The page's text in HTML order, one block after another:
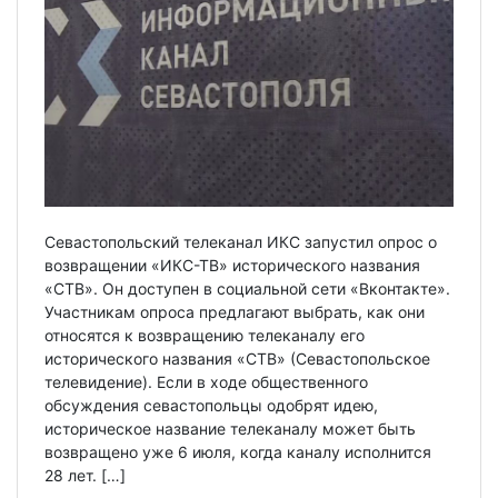
Севастопольский телеканал ИКС запустил опрос о
возвращении «ИКС-ТВ» исторического названия
«СТВ». Он доступен в социальной сети «Вконтакте».
Участникам опроса предлагают выбрать, как они
относятся к возвращению телеканалу его
исторического названия «СТВ» (Севастопольское
телевидение). Если в ходе общественного
обсуждения севастопольцы одобрят идею,
историческое название телеканалу может быть
возвращено уже 6 июля, когда каналу исполнится
28 лет. […]